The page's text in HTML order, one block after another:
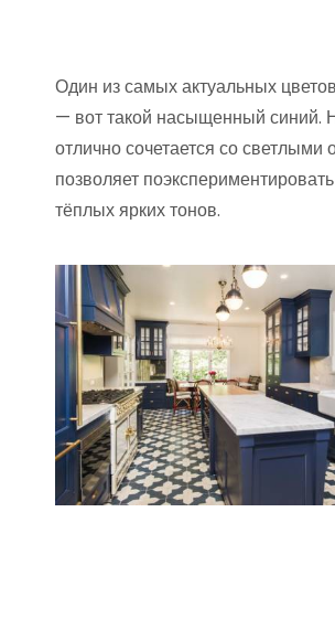
Один из самых актуальных
— вот такой насыщенный синий.
отлично сочетается со светлыми
позволяет
тёплых ярких тонов.